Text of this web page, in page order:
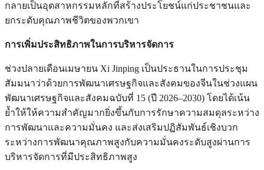
กลายเป็นอุตสาหกรรมหลักที่สร้างประโยชน์แก่ประชาชนและ
ยกระดับคุณภาพชีวิตของพวกเขา
การเพิ่มประสิทธิภาพในการบริหารจัดการ
ช่วงปลายเดือนเมษายน Xi Jinping เป็นประธานในการประชุม
สัมมนาว่าด้วยการพัฒนาเศรษฐกิจและสังคมของจีนในช่วงแผน
พัฒนาเศรษฐกิจและสังคมฉบับที่ 15 (ปี 2026–2030) โดยได้เน้น
ย้ำให้ให้ความสำคัญมากยิ่งขึ้นกับการรักษาความสมดุลระหว่าง
การพัฒนาและความมั่นคง และส่งเสริมปฏิสัมพันธ์เชิงบวก
ระหว่างการพัฒนาคุณภาพสูงกับความมั่นคงระดับสูงผ่านการ
บริหารจัดการที่มีประสิทธิภาพสูง